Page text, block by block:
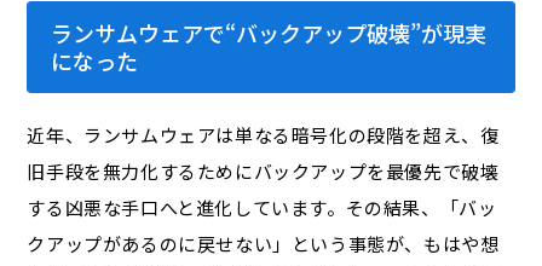
ランサムウェアで“バックアップ破壊”が現実
になった
近年、ランサムウェアは単なる暗号化の段階を超え、復
旧手段を無力化するためにバックアップを最優先で破壊
する凶悪な手口へと進化しています。その結果、「バッ
クアップがあるのに戻せない」という事態が、もはや想